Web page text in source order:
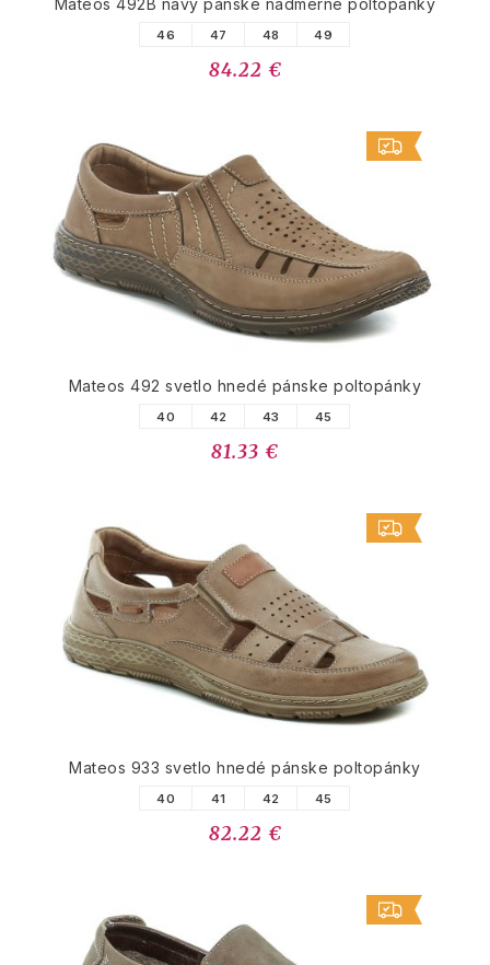
Mateos 492B navy pánske nadmerné poltopánky
46 47 48 49
84.22 €
Mateos 492 svetlo hnedé pánske poltopánky
40 42 43 45
81.33 €
Mateos 933 svetlo hnedé pánske poltopánky
40 41 42 45
82.22 €